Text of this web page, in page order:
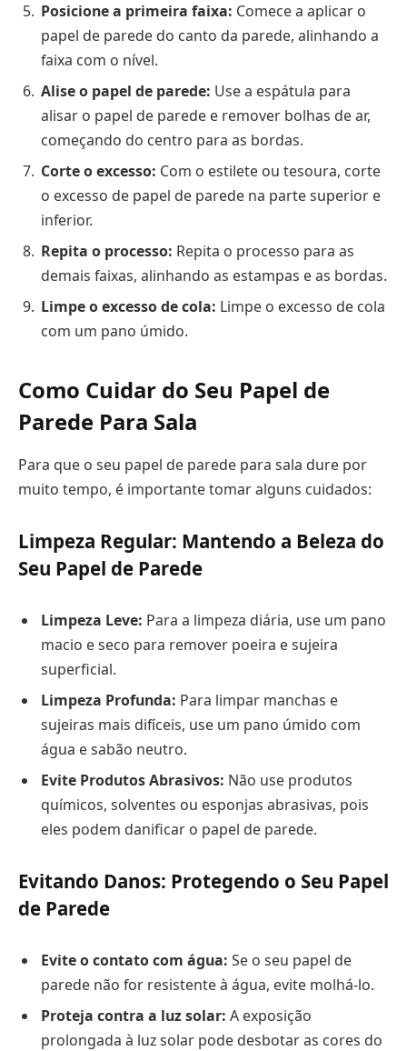
Posicione a primeira faixa: Comece a aplicar o
papel de parede do canto da parede, alinhando a
faixa com o nível.
Alise o papel de parede: Use a espátula para
alisar o papel de parede e remover bolhas de ar,
começando do centro para as bordas.
Corte o excesso: Com o estilete ou tesoura, corte
o excesso de papel de parede na parte superior e
inferior.
Repita o processo: Repita o processo para as
demais faixas, alinhando as estampas e as bordas.
Limpe o excesso de cola: Limpe o excesso de cola
com um pano úmido.
Como Cuidar do Seu Papel de
Parede Para Sala
Para que o seu papel de parede para sala dure por
muito tempo, é importante tomar alguns cuidados:
Limpeza Regular: Mantendo a Beleza do
Seu Papel de Parede
Limpeza Leve: Para a limpeza diária, use um pano
macio e seco para remover poeira e sujeira
superficial.
Limpeza Profunda: Para limpar manchas e
sujeiras mais difíceis, use um pano úmido com
água e sabão neutro.
Evite Produtos Abrasivos: Não use produtos
químicos, solventes ou esponjas abrasivas, pois
eles podem danificar o papel de parede.
Evitando Danos: Protegendo o Seu Papel
de Parede
Evite o contato com água: Se o seu papel de
parede não for resistente à água, evite molhá-lo.
Proteja contra a luz solar: A exposição
prolongada à luz solar pode desbotar as cores do